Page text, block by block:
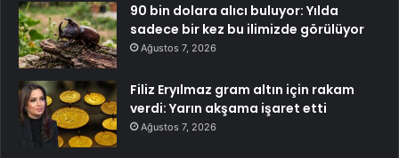
90 bin dolara alıcı buluyor: Yılda
sadece bir kez bu ilimizde görülüyor
Ağustos 7, 2026
Filiz Eryılmaz gram altın için rakam
verdi: Yarın akşama işaret etti
Ağustos 7, 2026